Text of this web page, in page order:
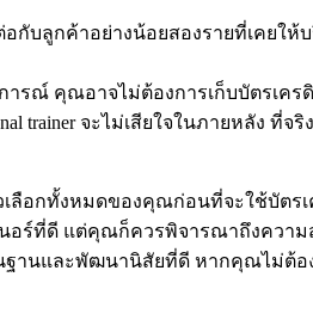
ลูกค้าอย่างน้อยสองรายที่เคยให้
ณ์ คุณอาจไม่ต้องการเก็บบัตรเคร
trainer จะไม่เสียใจในภายหลัง
อกทั้งหมดของคุณก่อนที่จะใช้บัตร
อร์ที่ดี แต่คุณก็ควรพิจารณาถึงคว
ฐานและพัฒนานิสัยที่ดี หากคุณไม่ต้